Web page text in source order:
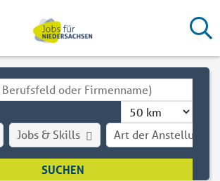
Art der Anstellung
Jobs & Skills